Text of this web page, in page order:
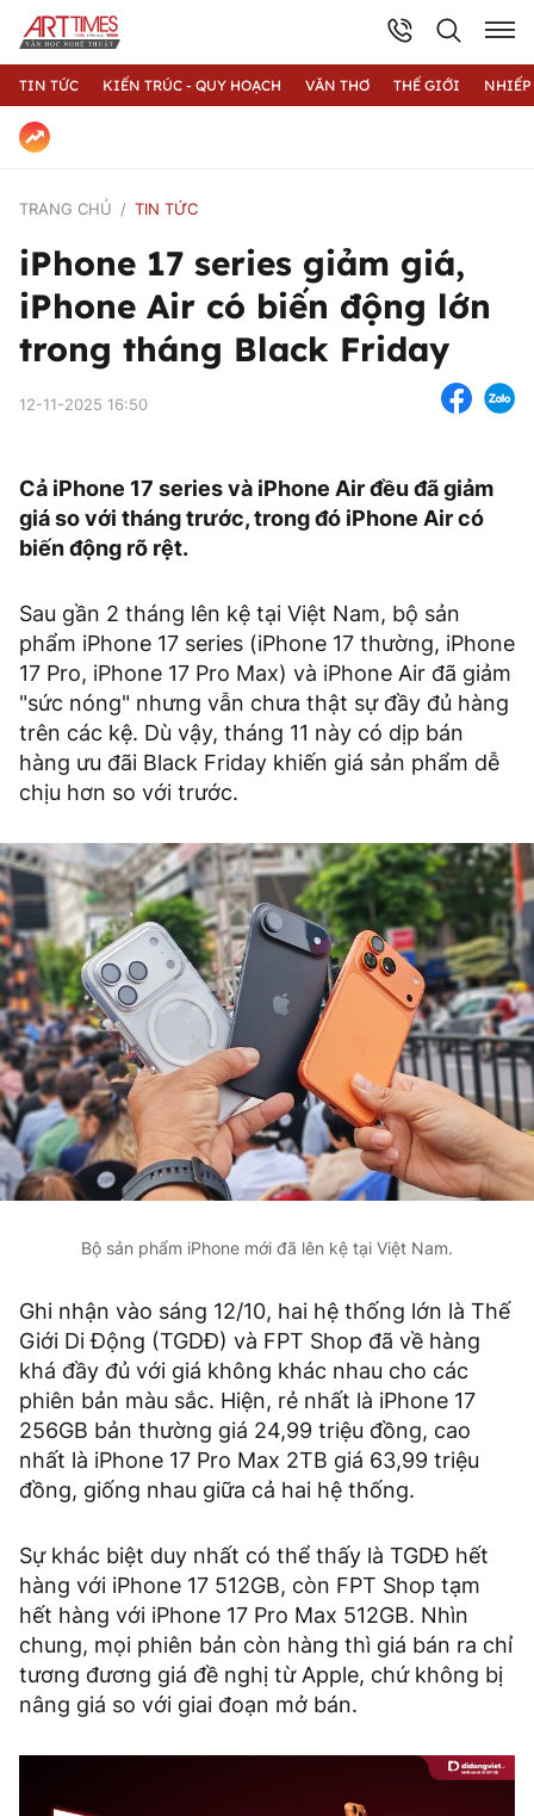
TIN TỨC KIẾN TRÚC - QUY HOẠCH VĂN THƠ THẾ GIỚI
TRANG CHỦ TIN TỨC
iPhone 17 series giảm giá,
iPhone Air có biến động lớn
trong tháng Black Friday
12-11-2025 16:50
Cả iPhone 17 series và iPhone Air đều đã giảm
giá so với tháng trước, trong đó iPhone Air có
biến động rõ rệt.
Sau gần 2 tháng lên kệ tại Việt Nam, bộ sản
phẩm iPhone 17 series (iPhone 17 thường, iPhone
17 Pro, iPhone 17 Pro Max) và iPhone Air đã giảm
"sức nóng" nhưng vẫn chưa thật sự đầy đủ hàng
trên các kệ. Dù vậy, tháng 11 này có dịp bán
hàng ưu đãi Black Friday khiến giá sản phẩm dễ
chịu hơn so với trước.
Bộ sản phẩm iPhone mới đã lên kệ tại Việt Nam.
Ghi nhận vào sáng 12/10, hai hệ thống lớn là Thế
Giới Di Động (TGDĐ) và FPT Shop đã về hàng
khá đầy đủ với giá không khác nhau cho các
phiên bản màu sắc. Hiện, rẻ nhất là iPhone 17
256GB bản thường giá 24,99 triệu đồng, cao
nhất là iPhone 17 Pro Max 2TB giá 63,99 triệu
đồng, giống nhau giữa cả hai hệ thống.
Sự khác biệt duy nhất có thể thấy là TGDĐ hết
hàng với iPhone 17 512GB, còn FPT Shop tạm
hết hàng với iPhone 17 Pro Max 512GB. Nhìn
chung, mọi phiên bản còn hàng thì giá bán ra chỉ
tương đương giá đề nghị từ Apple, chứ không bị
nâng giá so với giai đoạn mở bán.